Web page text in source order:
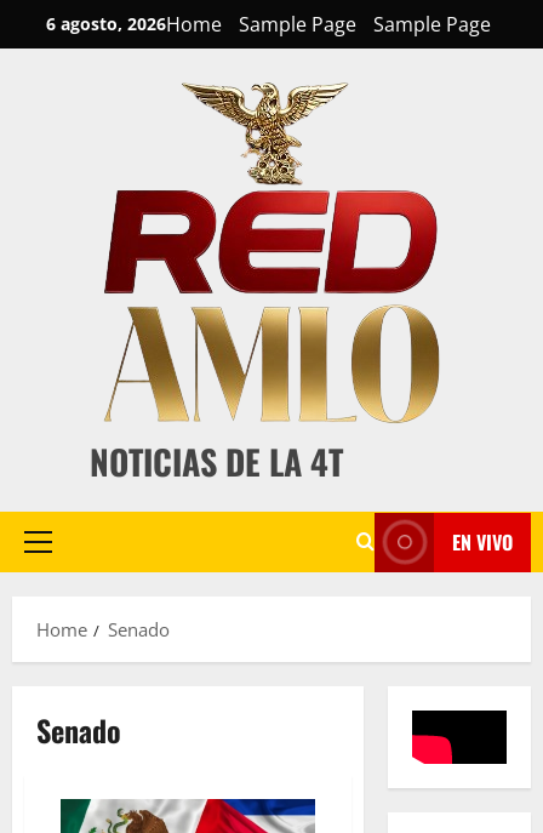
to
6 agosto, 2026Home Sample Page Sample Page
NOTICIAS DE LA 4T
Primary
EN VIVO
Home Senado
Senado